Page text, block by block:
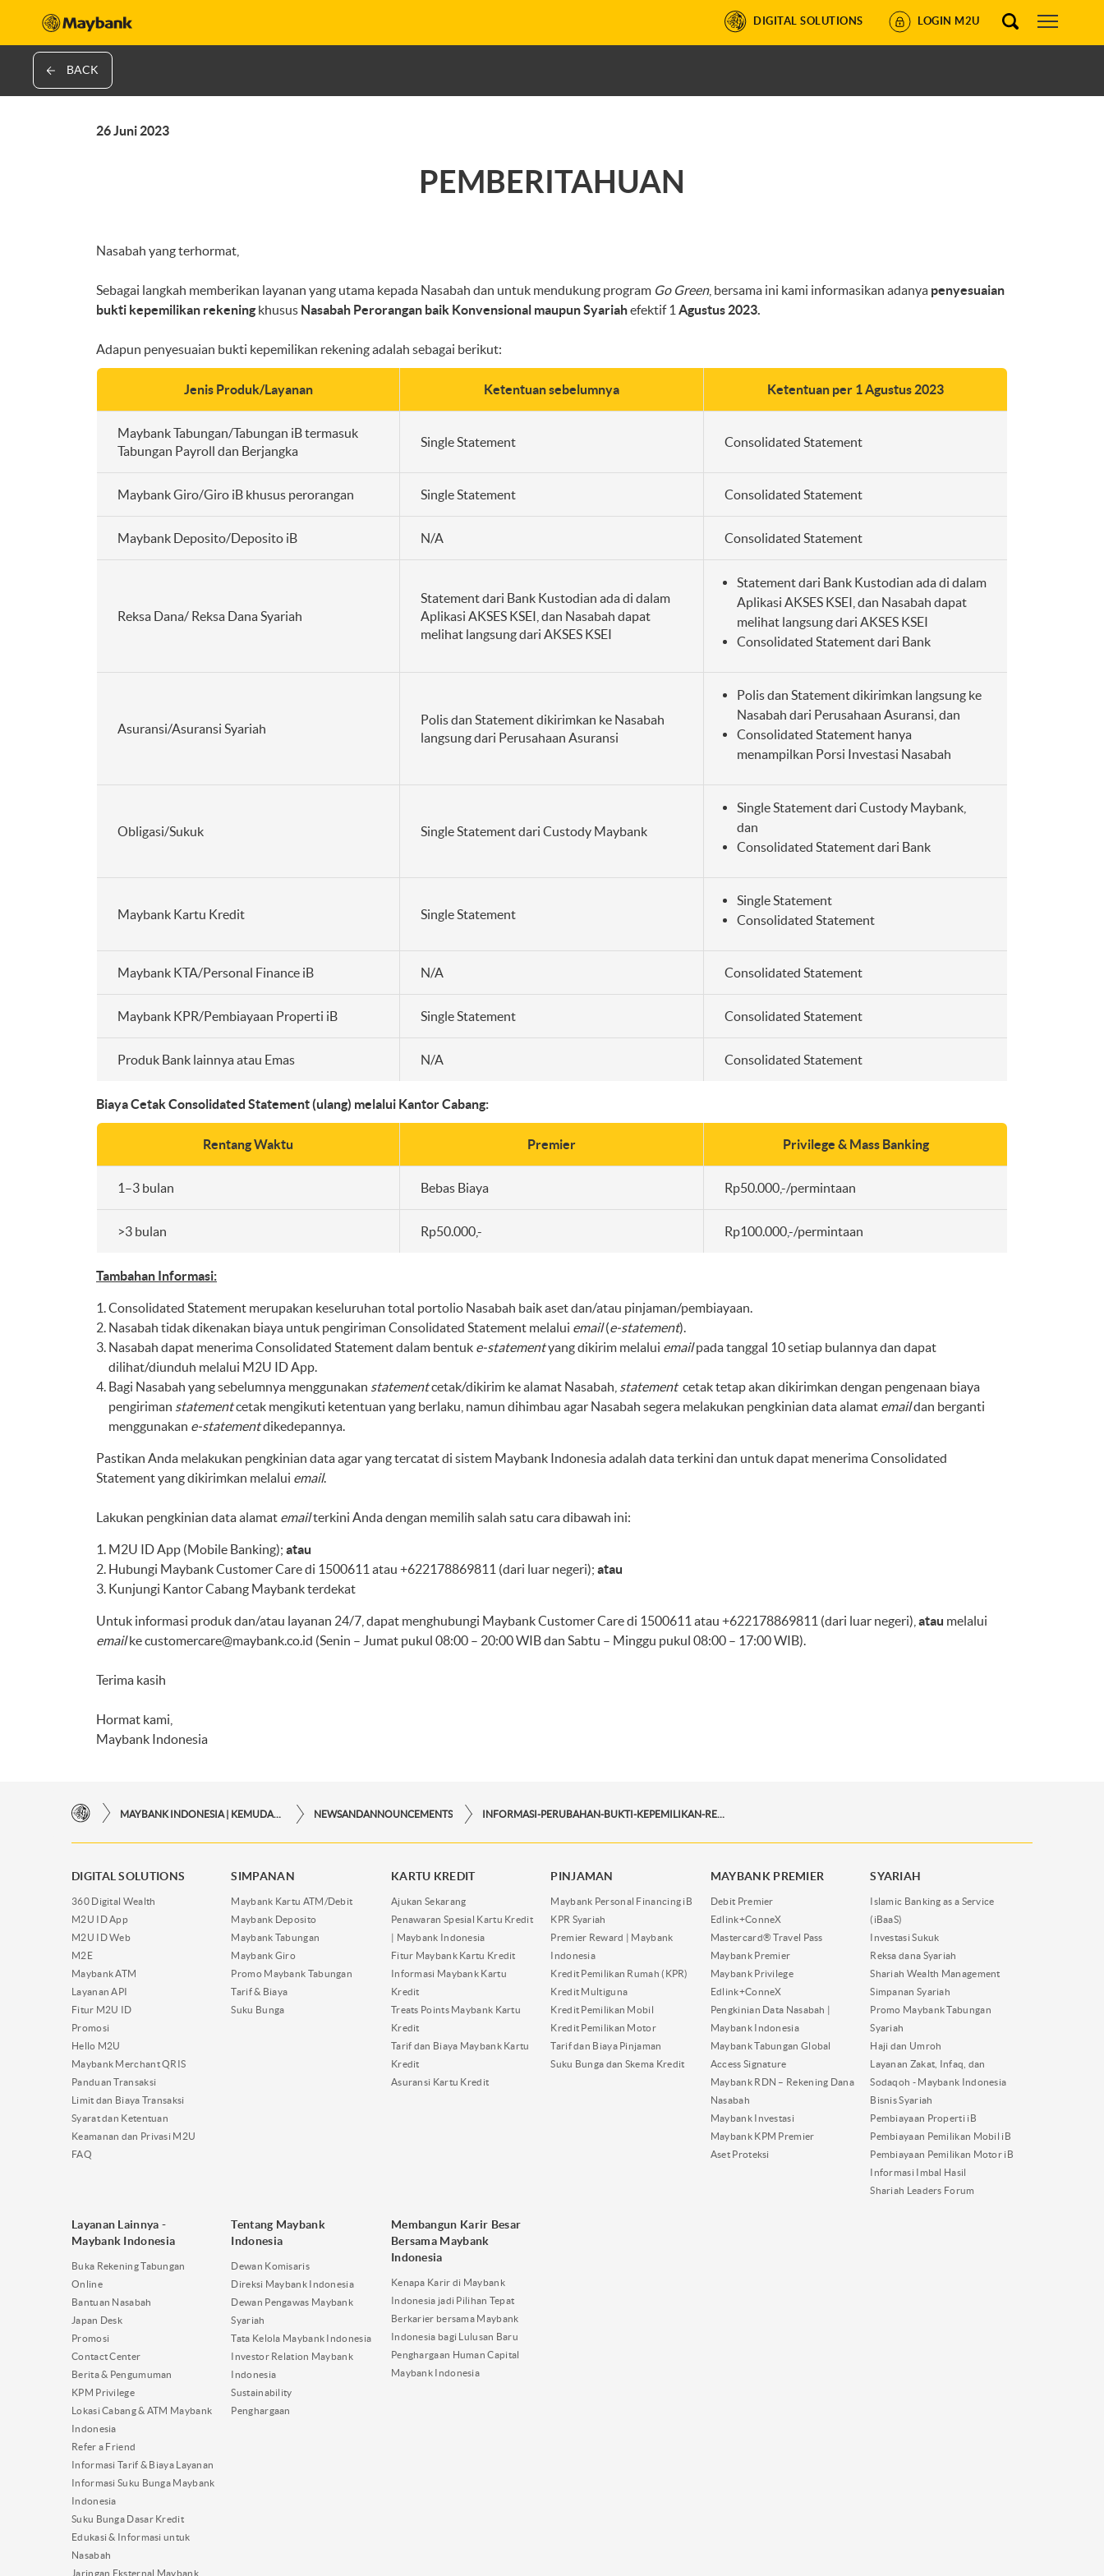
DIGITAL SOLUTIONS LOGIN M2U
BACK
26 Juni 2023
PEMBERITAHUAN
Nasabah yang terhormat,
Sebagai langkah memberikan layanan yang utama kepada Nasabah dan untuk mendukung program Go Green, bersama ini kami informasikan adanya penyesuaian
bukti kepemilikan rekening khusus Nasabah Perorangan baik Konvensional maupun Syariahefektif 1 Agustus 2023.
Adapun penyesuaian bukti kepemilikan rekening adalah sebagai berikut:
Jenis Produk/Layanan Ketentuan sebelumnya Ketentuan per 1 Agustus 2023
Maybank Tabungan/Tabungan iB termasuk
Tabungan Payroll dan Berjangka
Single Statement Consolidated Statement
Maybank Giro/Giro iB khusus perorangan Single Statement Consolidated Statement
Maybank Deposito/Deposito iB N/A Consolidated Statement
Reksa Dana/ Reksa Dana Syariah
Statement dari Bank Kustodian ada di dalam
Aplikasi AKSES KSEI, dan Nasabah dapat
melihat langsung dari AKSES KSEI
Statement dari Bank Kustodian ada di dalam
Aplikasi AKSES KSEI, dan Nasabah dapat
melihat langsung dari AKSES KSEI
Consolidated Statement dari Bank
Asuransi/Asuransi Syariah
Polis dan Statement dikirimkan ke Nasabah
langsung dari Perusahaan Asuransi
Polis dan Statement dikirimkan langsung ke
Nasabah dari Perusahaan Asuransi, dan
Consolidated Statement hanya
menampilkan Porsi Investasi Nasabah
Obligasi/Sukuk Single Statement dari Custody Maybank
Single Statement dari Custody Maybank,
dan
Consolidated Statement dari Bank
Maybank Kartu Kredit Single Statement
Single Statement
Consolidated Statement
Maybank KTA/Personal Finance iB N/A Consolidated Statement
Maybank KPR/Pembiayaan Properti iB Single Statement Consolidated Statement
Produk Bank lainnya atau Emas N/A Consolidated Statement
Biaya Cetak Consolidated Statement (ulang) melalui Kantor Cabang:
Rentang Waktu Premier Privilege & Mass Banking
1–3 bulan Bebas Biaya Rp50.000,-/permintaan
>3 bulan Rp50.000,- Rp100.000,-/permintaan
Tambahan Informasi:
Consolidated Statement merupakan keseluruhan total portolio Nasabah baik aset dan/atau pinjaman/pembiayaan.
Nasabah tidak dikenakan biaya untuk pengiriman Consolidated Statement melalui email(e-statement).
Nasabah dapat menerima Consolidated Statement dalam bentuk e-statementyang dikirim melalui emailpada tanggal 10 setiap bulannya dan dapat
dilihat/diunduh melalui M2U ID App.
Bagi Nasabah yang sebelumnya menggunakan statementcetak/dikirim ke alamat Nasabah, statementcetak tetap akan dikirimkan dengan pengenaan biaya
pengiriman statementcetak mengikuti ketentuan yang berlaku, namun dihimbau agar Nasabah segera melakukan pengkinian data alamat emaildan berganti
menggunakan e-statementdikedepannya.
Pastikan Anda melakukan pengkinian data agar yang tercatat di sistem Maybank Indonesia adalah data terkini dan untuk dapat menerima Consolidated
Statement yang dikirimkan melalui email.
Lakukan pengkinian data alamat emailterkini Anda dengan memilih salah satu cara dibawah ini:
M2U ID App (Mobile Banking); atau
Hubungi Maybank Customer Care di 1500611 atau +622178869811 (dari luar negeri); atau
Kunjungi Kantor Cabang Maybank terdekat
Untuk informasi produk dan/atau layanan 24/7, dapat menghubungi Maybank Customer Care di 1500611 atau +622178869811 (dari luar negeri), atau melalui
emailkecustomercare@maybank.co.id (Senin – Jumat pukul 08:00 – 20:00 WIB dan Sabtu – Minggu pukul 08:00 – 17:00 WIB).
Terima kasih
Hormat kami,
Maybank Indonesia
NEWSANDANNOUNCEMENTS
DIGITAL SOLUTIONS
360 Digital Wealth
M2U ID App
M2U ID Web
M2E
Maybank ATM
Layanan API
Fitur M2U ID
Promosi
Hello M2U
Maybank Merchant QRIS
Panduan Transaksi
Limit dan Biaya Transaksi
Syarat dan Ketentuan
Keamanan dan Privasi M2U
FAQ
SIMPANAN
Maybank Kartu ATM/Debit
Maybank Deposito
Maybank Tabungan
Maybank Giro
Promo Maybank Tabungan
Tarif & Biaya
Suku Bunga
KARTU KREDIT
Ajukan Sekarang
Penawaran Spesial Kartu Kredit
| Maybank Indonesia
Fitur Maybank Kartu Kredit
Informasi Maybank Kartu
Kredit
Treats Points Maybank Kartu
Kredit
Tarif dan Biaya Maybank Kartu
Kredit
Asuransi Kartu Kredit
PINJAMAN
Maybank Personal Financing iB
KPR Syariah
Premier Reward | Maybank
Indonesia
Kredit Pemilikan Rumah (KPR)
Kredit Multiguna
Kredit Pemilikan Mobil
Kredit Pemilikan Motor
Tarif dan Biaya Pinjaman
Suku Bunga dan Skema Kredit
MAYBANK PREMIER
Debit Premier
Edlink+ConneX
Mastercard® Travel Pass
Maybank Premier
Maybank Privilege
Edlink+ConneX
Pengkinian Data Nasabah |
Maybank Indonesia
Maybank Tabungan Global
Access Signature
Maybank RDN – Rekening Dana
Nasabah
Maybank Investasi
Maybank KPM Premier
Aset Proteksi
SYARIAH
Islamic Banking as a Service
(iBaaS)
Investasi Sukuk
Reksa dana Syariah
Shariah Wealth Management
Simpanan Syariah
Promo Maybank Tabungan
Syariah
Haji dan Umroh
Layanan Zakat, Infaq, dan
Sodaqoh - Maybank Indonesia
Bisnis Syariah
Pembiayaan Properti iB
Pembiayaan Pemilikan Mobil iB
Pembiayaan Pemilikan Motor iB
Informasi Imbal Hasil
Shariah Leaders Forum
Layanan Lainnya -
Maybank Indonesia
Buka Rekening Tabungan
Online
Bantuan Nasabah
Japan Desk
Promosi
Contact Center
Berita & Pengumuman
KPM Privilege
Lokasi Cabang & ATM Maybank
Indonesia
Refer a Friend
Informasi Tarif & Biaya Layanan
Informasi Suku Bunga Maybank
Indonesia
Suku Bunga Dasar Kredit
Edukasi & Informasi untuk
Nasabah
Jaringan Eksternal Maybank
Tentang Maybank
Indonesia
Dewan Komisaris
Direksi Maybank Indonesia
Dewan Pengawas Maybank
Syariah
Tata Kelola Maybank Indonesia
Investor Relation Maybank
Indonesia
Sustainability
Penghargaan
Membangun Karir Besar
Bersama Maybank
Indonesia
Kenapa Karir di Maybank
Indonesia jadi Pilihan Tepat
Berkarier bersama Maybank
Indonesia bagi Lulusan Baru
Penghargaan Human Capital
Maybank Indonesia